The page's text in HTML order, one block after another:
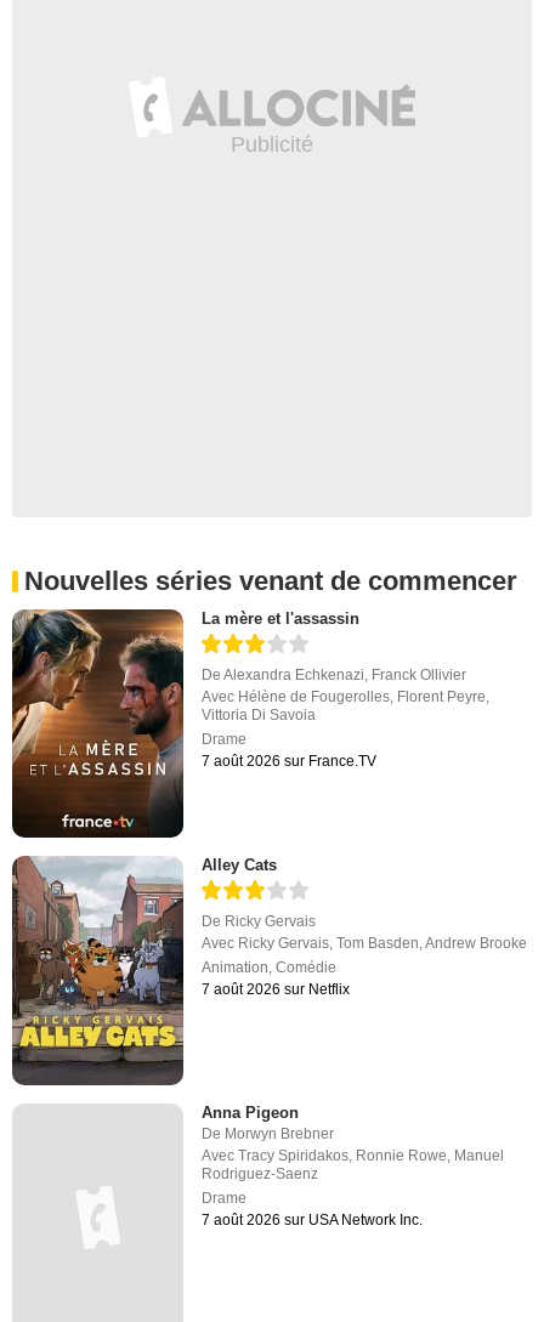
Nouvelles séries venant de commencer
La mère et l'assassin
DeAlexandra Echkenazi, Franck Ollivier
Avec Hélène de Fougerolles, Florent Peyre,
Vittoria Di Savoia
Drame
7 août 2026 sur France.TV
Alley Cats
De Ricky Gervais
Avec Ricky Gervais,Tom Basden,Andrew Brooke
Animation,Comédie
7 août 2026 sur Netflix
Anna Pigeon
De Morwyn Brebner
AvecTracy Spiridakos Ronnie Rowe Manuel
Rodriguez-Saenz
Drame
7 août 2026 sur USA Network Inc.